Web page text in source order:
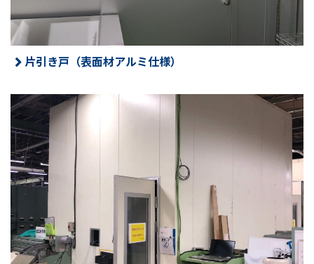
片引き戸（表面材アルミ仕様）